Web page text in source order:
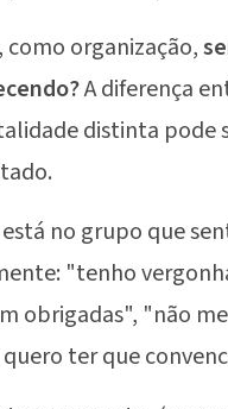
como organização,
A diferença
distinta pode
no grupo que
"tenho
obrigadas", "não
ter que